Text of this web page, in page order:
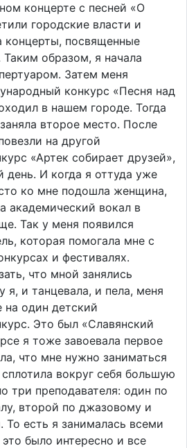
концерте с песней «О
городские власти и
концерты, посвященные
образом, я начала
Затем меня
конкурс «Песня над
в нашем городе. Тогда
второе место. После
на другой
«Артек собирает друзей»,
день. И когда я оттуда уже
ко мне подошла женщина,
академический вокал в
Так у меня появился
которая помогала мне с
и фестивалях.
что мной занялись
я, и танцевала, и пела, меня
один детский
Это был «Славянский
я тоже завоевала первое
что мне нужно заниматься
вокруг себя большую
три преподавателя: один по
второй по джазовому и
есть я занималась всеми
было интересно и все